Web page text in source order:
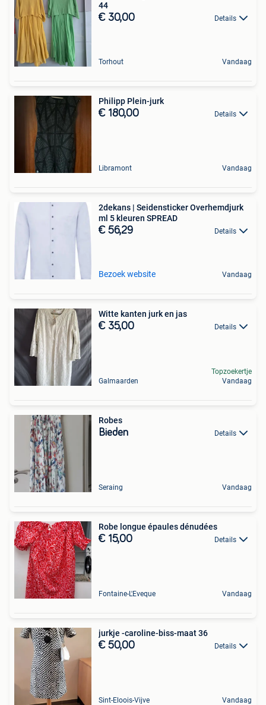
44
€ 30,00 Details
Torhout Vandaag
Philipp Plein-jurk
€ 180,00 Details
Libramont Vandaag
2dekans | Seidensticker Overhemdjurk
ml 5 kleuren SPREAD
€ 56,29 Details
Bezoek website Vandaag
Witte kanten jurk en jas
€ 35,00 Details
Galmaarden
Topzoekertje
Vandaag
Robes
Bieden Details
Seraing Vandaag
Robe longue épaules dénudées
€ 15,00 Details
Fontaine-L'Eveque Vandaag
jurkje -caroline-biss-maat 36
€ 50,00 Details
Sint-Eloois-Vijve Vandaag